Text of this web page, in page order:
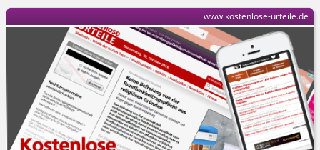
www.kostenlose-urteile.de